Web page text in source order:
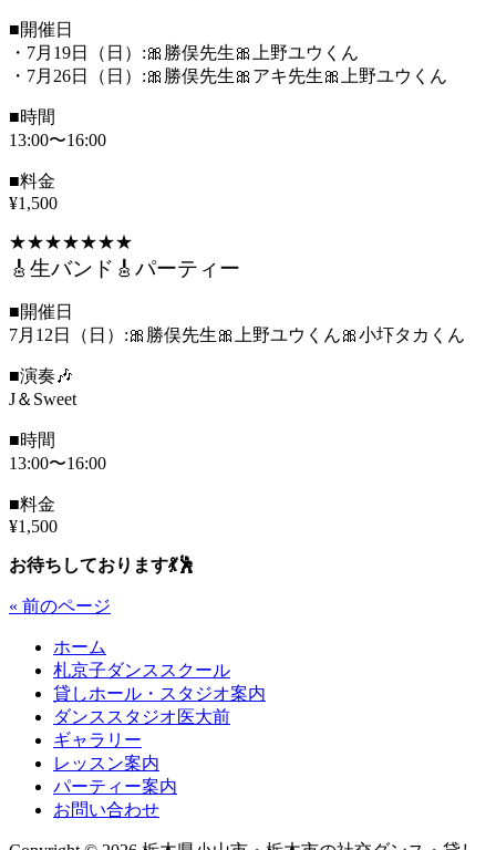
■開催日
・7月19日（日）:🎀勝俣先生🎀上野ユウくん
・7月26日（日）:🎀勝俣先生🎀アキ先生🎀上野ユウくん
■時間
13:00〜16:00
■料金
¥1,500
★★★★★★★
🎸生バンド🎸パーティー
■開催日
7月12日（日）:🎀勝俣先生🎀上野ユウくん🎀小圷タカくん
■演奏🎶
J＆Sweet
■時間
13:00〜16:00
■料金
¥1,500
お待ちしております💃🕺
« 前のページ
ホーム
札京子ダンススクール
貸しホール・スタジオ案内
ダンススタジオ医大前
ギャラリー
レッスン案内
パーティー案内
お問い合わせ